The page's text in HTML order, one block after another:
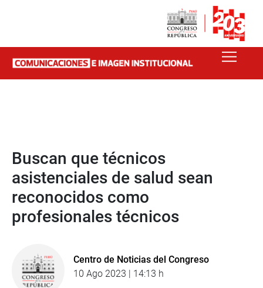
Buscan que técnicos
asistenciales de salud sean
reconocidos como
profesionales técnicos
Centro de Noticias del Congreso
10 Ago 2023 | 14:13 h